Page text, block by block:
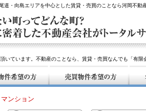
道・向島エリアを中心とした賃貸・売買のことなら河岡不動
いています。不動産のことなら、賃貸・売買なんでも「有
ンション